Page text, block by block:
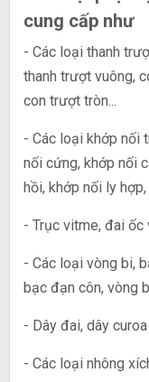
cung cấp như
- Các loại thanh
thanh trượt vuông,
con trượt tròn...
- Các loại khớp nối
nối cứng, khớp nối
hồi, khớp nối ly
- Trục vitme, đai ốc
- Các loại vòng bi,
bạc đạn côn, vòng
- Dây đai, dây curoa
- Các loại nhông